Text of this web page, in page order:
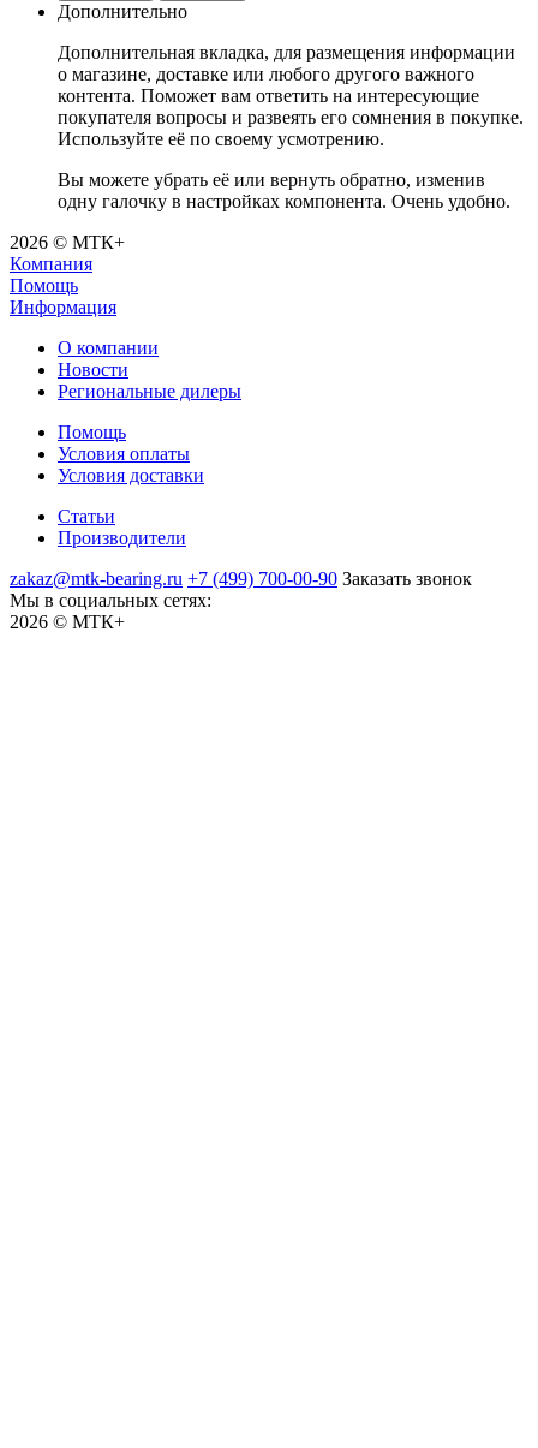
Дополнительно
Дополнительная вкладка, для размещения информации
о магазине, доставке или любого другого важного
контента. Поможет вам ответить на интересующие
покупателя вопросы и развеять его сомнения в покупке.
Используйте её по своему усмотрению.
Вы можете убрать её или вернуть обратно, изменив
одну галочку в настройках компонента. Очень удобно.
2026 © МТК+
Компания
Помощь
Информация
О компании
Новости
Региональные дилеры
Помощь
Условия оплаты
Условия доставки
Статьи
Производители
zakaz@mtk-bearing.ru +7 (499) 700-00-90 Заказать звонок
Мы в социальных сетях:
2026 © МТК+